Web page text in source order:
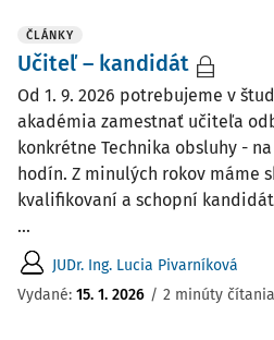
ČLÁNKY
Učiteľ – kandidát
Od 1. 9. 2026 potrebujeme v
akadémia zamestnať učiteľa
konkrétne Technika obsluhy -
hodín. Z minulých rokov máme
kvalifikovaní a schopní
...
JUDr. Ing. Lucia Pivarníková
Vydané: 15. 1. 2026 / 2 minúty čítania